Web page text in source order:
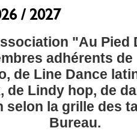
/ 2027
"Au Pied
adhérents
de Line Dance
de Lindy hop, de
selon la grille des
Bureau.